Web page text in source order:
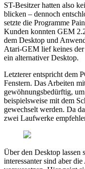
ST-Besitzer hatten also
blicken – dennoch
setzte die Programme
Kunden konnten GEM
dem Desktop und
Atari-GEM lief keines
ein alternativer Desktop.
Letzterer entspricht dem
Fenstern. Das Arbeiten
gewöhnungsbedürftig,
beispielsweise mit dem
gewechselt werden. Da
zwei Laufwerke
Über den Desktop lassen
interessanter sind aber